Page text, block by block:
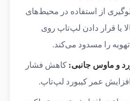
از استفاده در محیط‌های
یا قرار دادن لپ‌تاپ روی
را مسدود می‌کند.
و ماوس جانبی: کاهش فشار
عمر کیبورد لپ‌تاپ.